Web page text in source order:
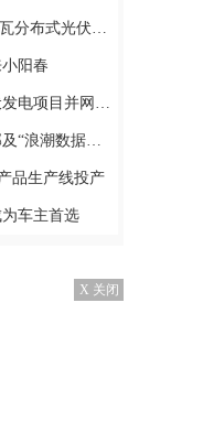
伏项目并网发电
阳春
项目并网发电
业联合实验室”落成
品生产线投产
车主首选
X 关闭